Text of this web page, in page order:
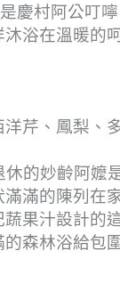
慶村阿公叮
浴在溫暖的
芹、鳳梨、
的妙齡阿嬤
滿的陳列在
果汁設計的
森林浴給包